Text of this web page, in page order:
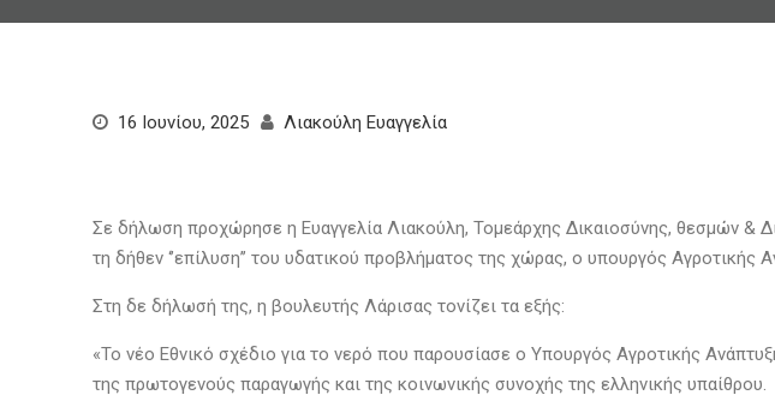
16 Ιουνίου, 2025 Λιακούλη Ευαγγελία
Σε δήλωση προχώρησε η Ευαγγελία Λιακούλη, Τομεάρχης Δικαιοσύνης, θεσμών &
τη δήθεν ‘’επίλυση’’ του υδατικού προβλήματος της χώρας, ο υπουργός
Στη δε δήλωσή της, η βουλευτής Λάρισας τονίζει τα εξής:
«Το νέο Εθνικό σχέδιο για το νερό που παρουσίασε ο Υπουργός Αγροτικής
της πρωτογενούς παραγωγής και της κοινωνικής συνοχής της ελληνικής υπαίθρου.